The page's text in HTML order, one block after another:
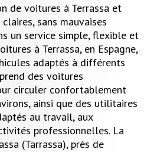
de voitures à Terrassa et
sans mauvaises
un service simple, flexible et
à Terrassa, en Espagne,
adaptés à différents
des voitures
circuler confortablement
ainsi que des utilitaires
au travail, aux
professionnelles. La
(Tarrassa), près de